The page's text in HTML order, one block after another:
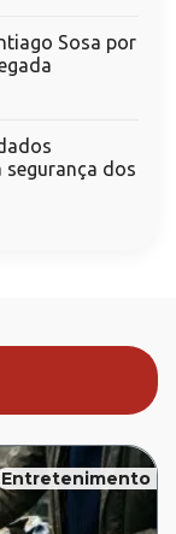
Sosa por
dos
Entretenimento